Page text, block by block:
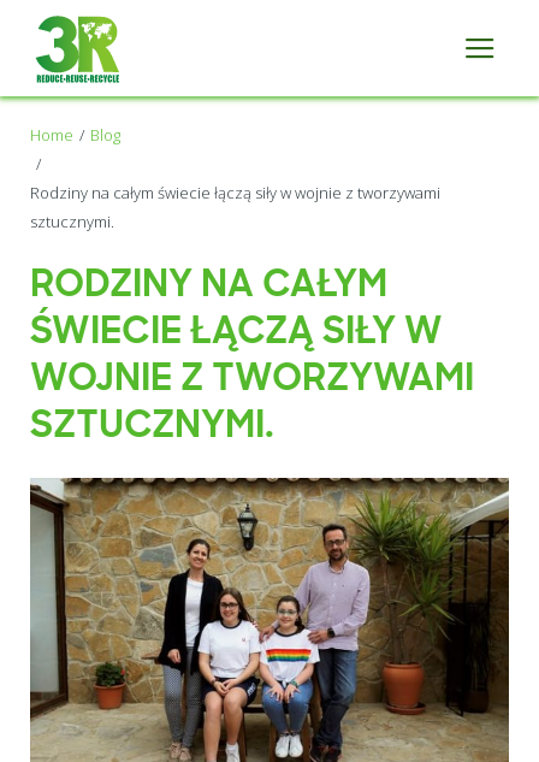
Home Blog
Rodziny na całym świecie łączą siły w wojnie z tworzywami
sztucznymi.
RODZINY NA CAŁYM
ŚWIECIE ŁĄCZĄ SIŁY W
WOJNIE Z TWORZYWAMI
SZTUCZNYMI.